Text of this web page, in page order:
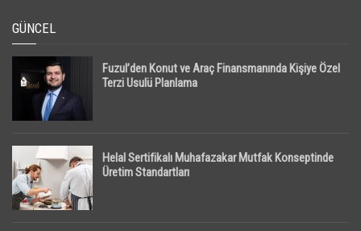
GÜNCEL
Fuzul’den Konut ve Araç Finansmanında Kişiye Özel
Terzi Usulü Planlama
Helal Sertifikalı Muhafazakar Mutfak Konseptinde
Üretim Standartları